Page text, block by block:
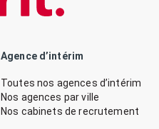
Agence d’intérim
Toutes nos agences d’intérim
Nos agences par ville
Nos cabinets de recrutement